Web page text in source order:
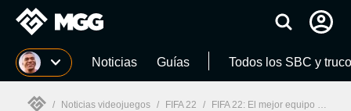
MGG Noticias Guías Todos los SBC y
/ Noticias videojuegos / FIFA 22 / FIFA 22: El mejor equipo barato de la Premier League para Ultimate Team